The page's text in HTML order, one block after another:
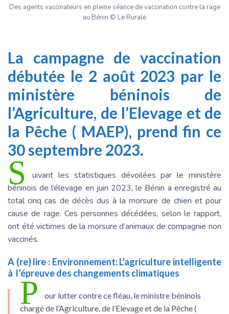
Des agents vaccinateurs en pleine séance de vaccination contre la rage
au Bénin © Le Rurale
La campagne de vaccination
débutée le 2 août 2023 par le
ministère béninois de
l’Agriculture, de l’Elevage et de
la Pêche ( MAEP), prend fin ce
30 septembre 2023.
S
uivant les statistiques dévoilées par le ministère
béninois de l’élevage en juin 2023, le Bénin a enregistré au
total cinq cas de décès dus à la morsure de chien et pour
cause de rage. Ces personnes décédées, selon le rapport,
ont été victimes de la morsure d’animaux de compagnie non
vaccinés.
A (re) lire : Environnement: L’agriculture intelligente
à l’épreuve des changements climatiques
P
our lutter contre ce fléau, le ministre béninois
chargé de l’Agriculture, de l’Elevage et de la Pêche (